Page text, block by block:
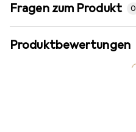
Fragen zum Produkt 0
Produktbewertungen